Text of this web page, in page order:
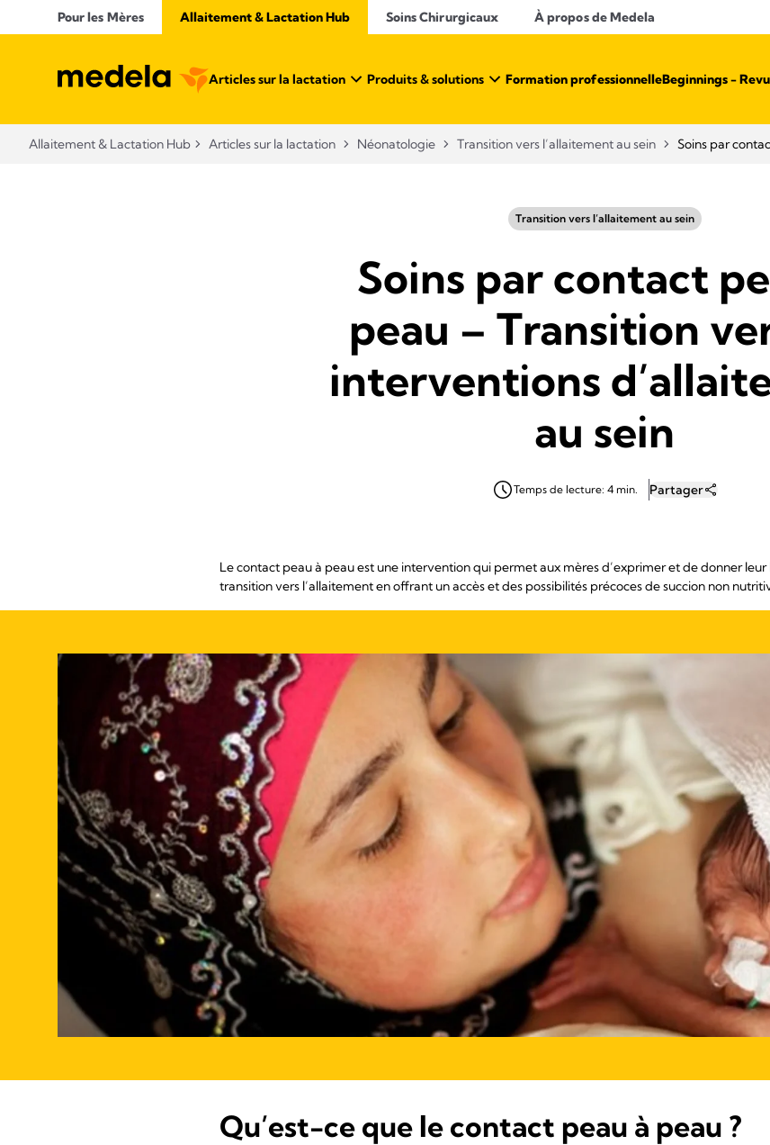
Pour les Mères Allaitement & Lactation Hub Soins Chirurgicaux À propos de Medela
Articles sur la lactation Produits & solutions Formation professionnelleBeginnings -
Allaitement & Lactation Hub Articles sur la lactation Néonatologie Transition vers l’allaitement au sein Soins par
Transition vers l’allaitement au sein
Soins par contact
peau – Transition
interventions
au sein
Temps de lecture: 4 min. Partager
Le contact peau à peau est une intervention qui permet aux mères d’exprimer et de donner leur
transition vers l’allaitement en offrant un accès et des possibilités précoces de succion non
Qu’est-ce que le contact peau à peau ?